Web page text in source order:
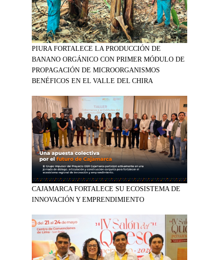
PIURA FORTALECE LA PRODUCCIÓN DE
BANANO ORGÁNICO CON PRIMER MÓDULO DE
PROPAGACIÓN DE MICROORGANISMOS
BENÉFICOS EN EL VALLE DEL CHIRA
CAJAMARCA FORTALECE SU ECOSISTEMA DE
INNOVACIÓN Y EMPRENDIMIENTO